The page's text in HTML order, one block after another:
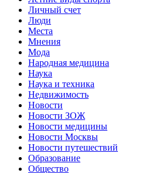
Личный счет
Люди
Места
Мнения
Мода
Народная медицина
Наука
Наука и техника
Недвижимость
Новости
Новости ЗОЖ
Новости медицины
Новости Москвы
Новости путешествий
Образование
Общество